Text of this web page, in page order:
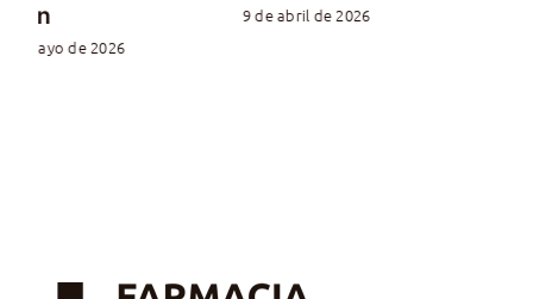
adelgazar
20 de noviembre de
tu caso?